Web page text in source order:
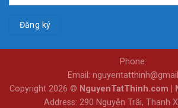
Phone:
Email:
Copyright 2026 © NguyenTatThinh.com |
Address: 290 Nguyễn Trãi, Thanh